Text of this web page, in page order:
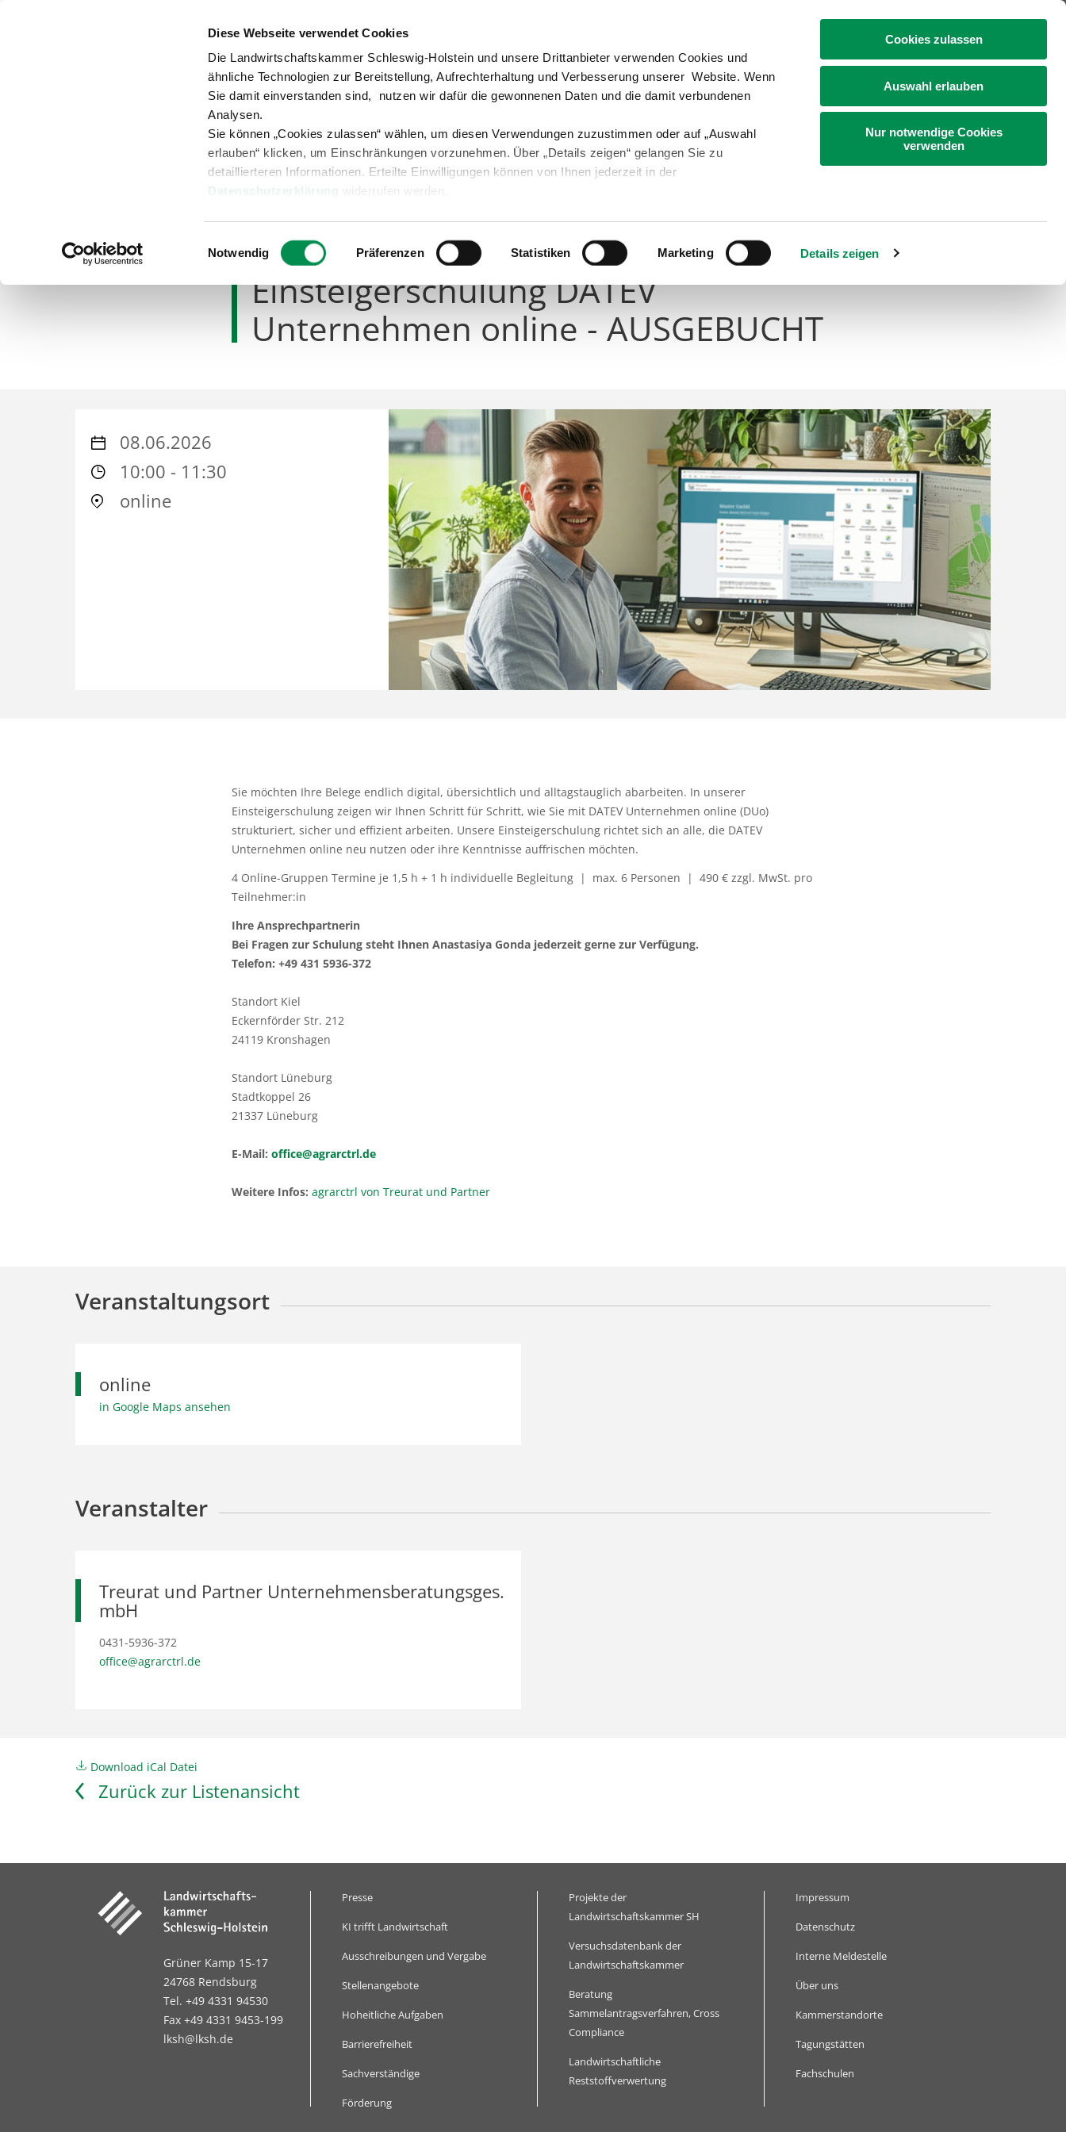
Diese Webseite verwendet Cookies
Die Landwirtschaftskammer Schleswig-Holstein und unsere Drittanbieter verwenden Cookies und
ähnliche Technologien zur Bereitstellung, Aufrechterhaltung und Verbesserung unserer Website. Wenn
Sie damit einverstanden sind, nutzen wir dafür die gewonnenen Daten und die damit verbundenen
Analysen.
Sie können „Cookies zulassen“ wählen, um diesen Verwendungen zuzustimmen oder auf „Auswahl
erlauben“ klicken, um Einschränkungen vorzunehmen. Über „Details zeigen“ gelangen Sie zu
detaillierteren Informationen. Erteilte Einwilligungen können von Ihnen jederzeit in der
Datenschutzerklärung widerrufen werden.
Einwilligungsauswahl
Notwendig Präferenzen Statistiken Marketing Details zeigen
Cookies zulassen
Auswahl erlauben
Nur notwendige Cookies
verwenden
Ansprechpartner & Berater
Versuche Beratung Landwirtschaft Öko Forst Fischerei Landleben
Einsteigerschulung DATEV
Unternehmen online - AUSGEBUCHT
08.06.2026
10:00 - 11:30
online
Sie möchten Ihre Belege endlich digital, übersichtlich und alltagstauglich abarbeiten. In unserer
Einsteigerschulung zeigen wir Ihnen Schritt für Schritt, wie Sie mit DATEV Unternehmen online (DUo)
strukturiert, sicher und effizient arbeiten. Unsere Einsteigerschulung richtet sich an alle, die DATEV
Unternehmen online neu nutzen oder ihre Kenntnisse auffrischen möchten.
4 Online-Gruppen Termine je 1,5 h + 1 h individuelle Begleitung | max. 6 Personen | 490 € zzgl. MwSt. pro
Teilnehmer:in
Ihre Ansprechpartnerin
Bei Fragen zur Schulung steht Ihnen Anastasiya Gonda jederzeit gerne zur Verfügung.
Telefon: +49 431 5936-372
Standort Kiel
Eckernförder Str. 212
24119 Kronshagen
Standort Lüneburg
Stadtkoppel 26
21337 Lüneburg
E-Mail:office@agrarctrl.de
Weitere Infos:agrarctrl von Treurat und Partner
Veranstaltungsort
online
in Google Maps ansehen
Veranstalter
Treurat und Partner Unternehmensberatungsges.
mbH
0431-5936-372
office@agrarctrl.de
Download iCal Datei
Zurück zur Listenansicht
Grüner Kamp 15-17
24768 Rendsburg
Tel. +49 4331 94530
Fax +49 4331 9453-199
lksh@lksh.de
Presse
KI trifft Landwirtschaft
Ausschreibungen und Vergabe
Stellenangebote
Hoheitliche Aufgaben
Barrierefreiheit
Sachverständige
Förderung
Projekte der
Landwirtschaftskammer SH
Versuchsdatenbank der
Landwirtschaftskammer
Beratung
Sammelantragsverfahren, Cross
Compliance
Landwirtschaftliche
Reststoffverwertung
Impressum
Datenschutz
Interne Meldestelle
Über uns
Kammerstandorte
Tagungstätten
Fachschulen